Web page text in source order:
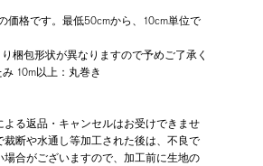
価格です。最低50cmから、10cm単位で
梱包形状が異なりますので予めご了承く
10m以上：丸巻き
よる返品・キャンセルはお受けできませ
裁断や水通し等加工された後は、不良で
合がございますので、加工前に生地の